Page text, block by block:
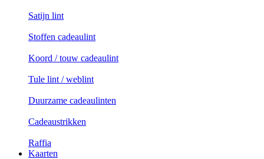
Satijn lint
Stoffen cadeaulint
Koord / touw cadeaulint
Tule lint / weblint
Duurzame cadeaulinten
Cadeaustrikken
Raffia
Kaarten